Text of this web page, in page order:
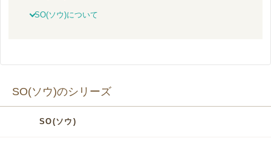
SO(ソウ)について
SO(ソウ)のシリーズ
SO(ソウ)